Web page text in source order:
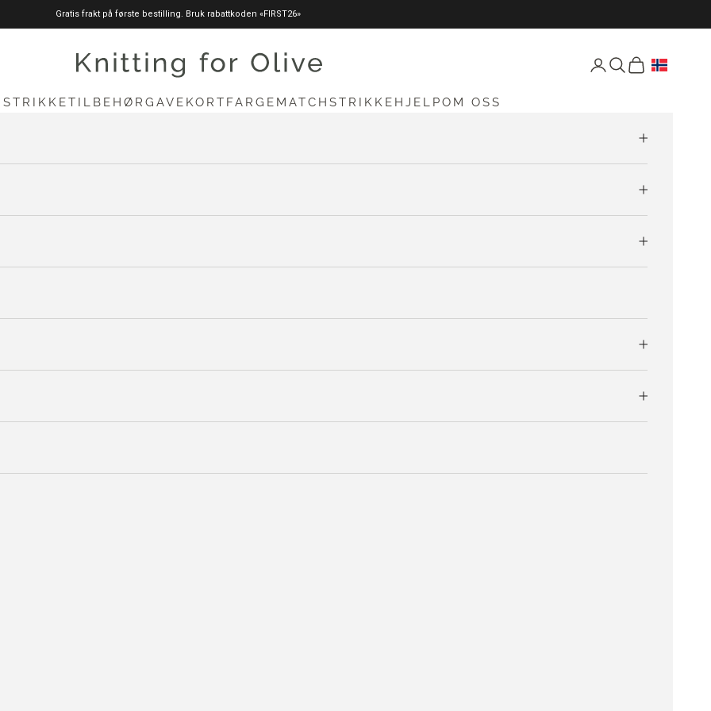
Gratis frakt på første bestilling. Bruk rabattkoden «FIRST26»
knittingforolive.com Åpne konto-siden
Åpne søk
Åpen vogn
STRIKKETILBEHØR GAVEKORT FARGEMATCH STRIKKEHJELPOM OSS